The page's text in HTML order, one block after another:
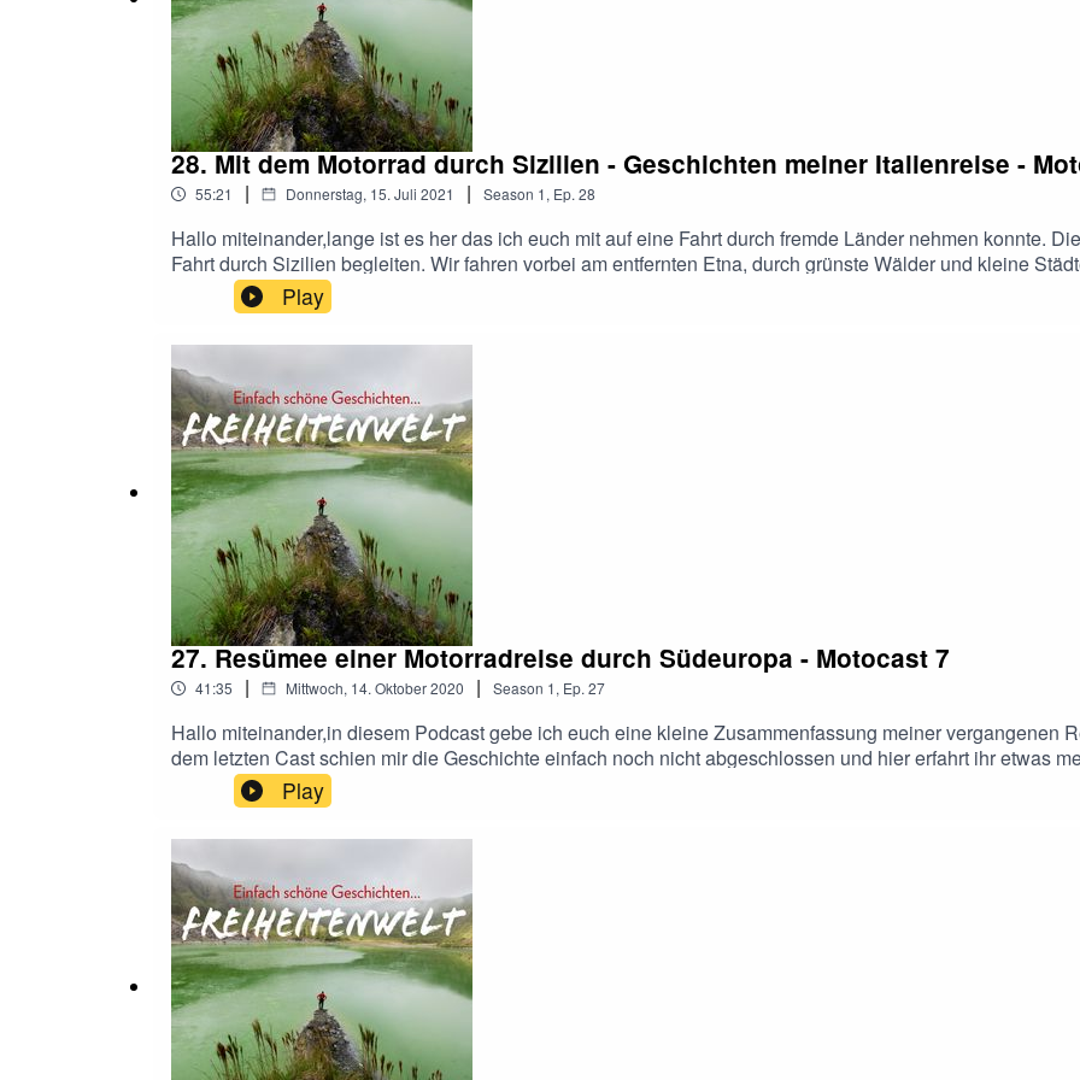
28. Mit dem Motorrad durch Sizilien - Geschichten meiner Italienreise -
55:21 | Donnerstag, 15. Juli 2021 | Season 1, Ep. 28
Hallo miteinander,lange ist es her das ich euch mit auf eine Fahrt durch fremde Länder nehmen konnte.
Fahrt durch Sizilien begleiten. Wir fahren vorbei am entfernten Etna, durch grünste Wälder und kleine
meinen bisherigen Reiseerlebnissen in Italien. Die Highlights waren für mich dabei Rom, mit seinen
Dolomiten und eigentlich alles was so entlang des Weges passiert ist. Auch spannend war es Italien beim
begleiten. Fotos gibt es wie immer direkt im Blog auf https://www.freiheitenwelt.de "Immer den Träumen
Play
27. Resümee einer Motorradreise durch Südeuropa - Motocast 7
41:35 | Mittwoch, 14. Oktober 2020 | Season 1, Ep. 27
Hallo miteinander,in diesem Podcast gebe ich euch eine kleine Zusammenfassung meiner vergangenen
dem letzten Cast schien mir die Geschichte einfach noch nicht abgeschlossen und hier erfahrt ihr etwas
beschäftigt hatten. Die Tour startete im Juli 2020 (Kurz nachdem die Grenzen wieder geöffnet hatten) -
Pyrenäen und weiter nach Nordspanien. Über Madrid fahre ich danach weiter nach Portugal, von dort
zurück nach Italien und Deutschland.... Es gibt noch deutlich mehr zu erzählen - bleibt einfach
Magazinen oder auf der Homepage... Danke das Ihr alle dabei wart. "Immer den Träumen hinterher!"Euer
findet ihr im Podcast Archiv. https://freiheitenwelt.de/podcast
Play